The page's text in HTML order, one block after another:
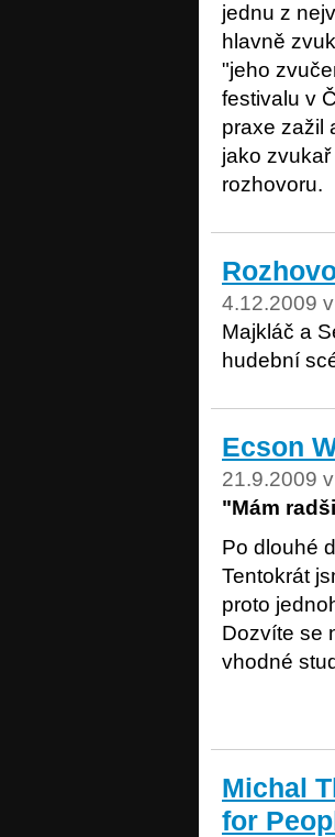
jednu z
hlavně
"jeho
festivalu v
praxe zažil
jako
rozhovoru.
4.12.2009
Majkláč a
hudební
Ecson
21.9.2009
"Mám
Po dlouhé
Tentokrát
proto
Dozvíte se
vhodné
Michal
for